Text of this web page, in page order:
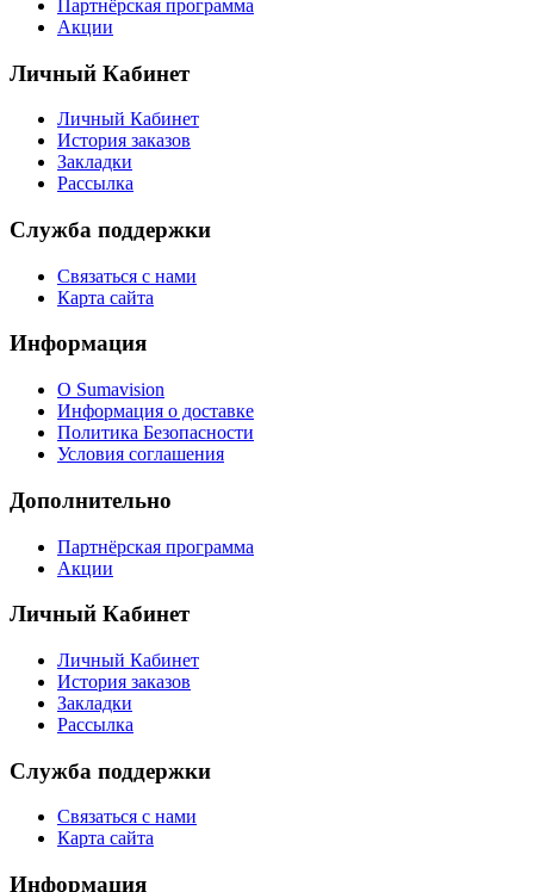
Партнёрская программа
Акции
Личный Кабинет
Личный Кабинет
История заказов
Закладки
Рассылка
Служба поддержки
Связаться с нами
Карта сайта
Информация
О Sumavision
Информация о доставке
Политика Безопасности
Условия соглашения
Дополнительно
Партнёрская программа
Акции
Личный Кабинет
Личный Кабинет
История заказов
Закладки
Рассылка
Служба поддержки
Связаться с нами
Карта сайта
Информация